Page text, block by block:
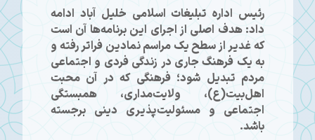
رئیس اداره تبلیغات اسلامی خلیل آباد ادامه
داد: هدف اصلی از اجرای این برنامه‌ها آن است
که غدیر از سطح یک مراسم نمادین فراتر رفته و
به یک فرهنگ جاری در زندگی فردی و اجتماعی
مردم تبدیل شود؛ فرهنگی که در آن محبت
اهل‌بیت(ع)، ولایت‌مداری، همبستگی
اجتماعی و مسئولیت‌پذیری دینی برجسته
باشد.